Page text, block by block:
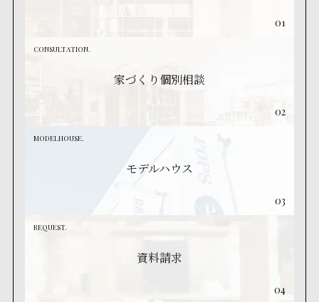
01
CONSULTATION.
家づくり個別相談
02
MODELHOUSE.
モデルハウス
03
REQUEST.
資料請求
04